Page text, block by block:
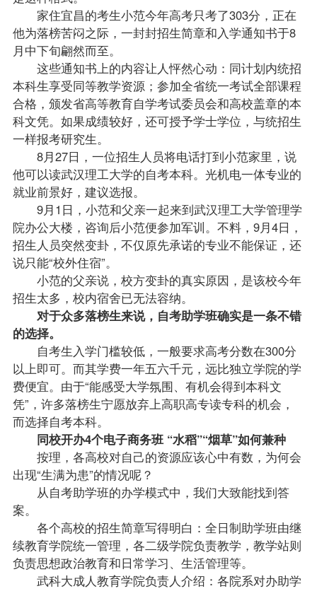
家住宜昌的考生小范今年高考只考了303分，正在
他为落榜苦闷之际，一封封招生简章和入学通知书于8
月中下旬翩然而至。
这些通知书上的内容让人怦然心动：同计划内统招
本科生享受同等教学资源；参加全省统一考试全部课程
合格，颁发省高等教育自学考试委员会和高校盖章的本
科文凭。如果成绩较好，还可授予学士学位 ，与统招生
一样报考研究生。
8月27日，一位招生人员将电话打到小范家里，说
他可以读武汉理工大学的自考本科。光机电一体专业的
就业前景好，建议选报。
9月1日，小范和父亲一起来到武汉理工大学管理学
院办公大楼，咨询后小范便参加军训。不料，9月4日，
招生人员突然变卦，不仅原先承诺的专业不能保证，还
说只能“校外住宿”。
小范的父亲说，校方变卦的真实原因，是该校今年
招生太多，校内宿舍已无法容纳。
对于众多落榜生来说，自考助学班确实是一条不错
的选择。
自考生入学门槛较低，一般要求高考分数在300分
以上即可。而其学费一年五六千元，远比独立学院的学
费便宜。由于“能感受大学氛围、有机会得到本科文
凭”，许多落榜生宁愿放弃上高职高专读专科的机会，
而选择自考本科。
同校开办4个电子商务班 “水稻”“烟草”如何兼种
按理，各高校对自己的资源应该心中有数，为何会
出现“生满为患”的情况呢？
从自考助学班的办学模式中，我们大致能找到答
案。
各个高校的招生简章写得明白：全日制助学班由继
续教育学院统一管理，各二级学院负责教学，教学站则
负责思想政治教育和日常学习、生活管理等。
武科大成人教育学院负责人介绍：各院系对办助学